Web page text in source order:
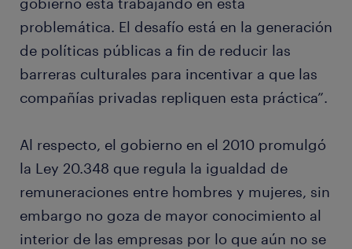
problemática. El desafío está en la generación
de políticas públicas a fin de reducir las
barreras culturales para incentivar a que las
compañías privadas repliquen esta práctica”.
Al respecto, el gobierno en el 2010 promulgó
la Ley 20.348 que regula la igualdad de
remuneraciones entre hombres y mujeres, sin
embargo no goza de mayor conocimiento al
interior de las empresas por lo que aún no se